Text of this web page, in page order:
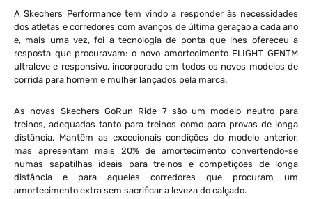
A Skechers Performance tem vindo a responder às necessidades
dos atletas e corredores com avanços de última geração a cada ano
e, mais uma vez, foi a tecnologia de ponta que lhes ofereceu a
resposta que procuravam: o novo amortecimento FLIGHT GENTM
ultraleve e responsivo, incorporado em todos os novos modelos de
corrida para homem e mulher lançados pela marca.
As novas Skechers GoRun Ride 7 são um modelo neutro para
treinos, adequadas tanto para treinos como para provas de longa
distância. Mantêm as excecionais condições do modelo anterior,
mas apresentam mais 20% de amortecimento convertendo-se
numas sapatilhas ideais para treinos e competições de longa
distância e para aqueles corredores que procuram um
amortecimento extra sem sacrificar a leveza do calçado.